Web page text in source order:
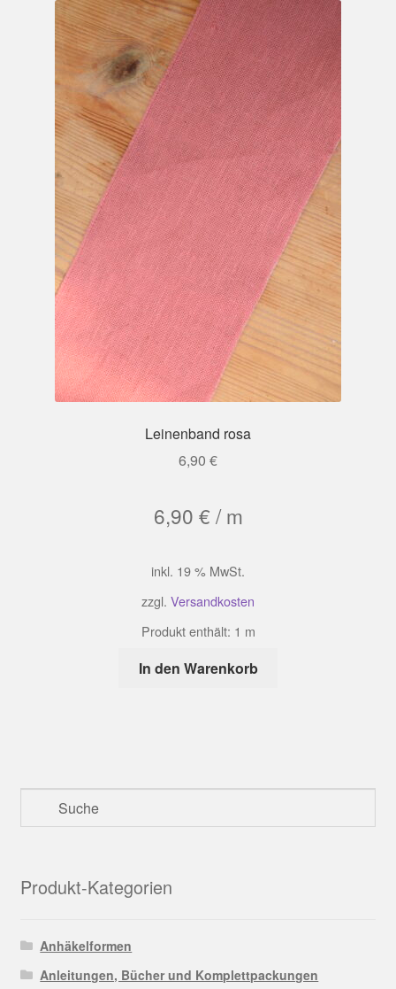
Leinenband rosa
6,90 €
6,90 € /m
inkl. 19 % MwSt.
zzgl. Versandkosten
Produkt enthält: 1 m
In den Warenkorb
Produkt-Kategorien
Anhäkelformen
Anleitungen, Bücher und Komplettpackungen